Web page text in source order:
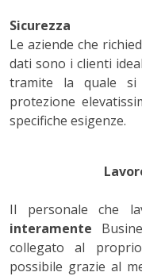
Sicurezza
Le aziende che
dati sono i clienti
tramite la quale si
protezione
specifiche esigenze.
Il personale che
interamente
collegato al
possibile grazie al